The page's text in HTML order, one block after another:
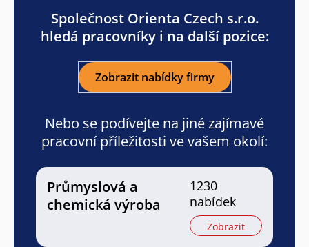
Společnost Orienta Czech s.r.o.
hledá pracovníky i na další pozice:
Zobrazit nabídky firmy
Nebo se podívejte na jiné zajímavé
pracovní příležitosti ve vašem okolí:
Průmyslová a
chemická výroba
1230
nabídek
Zobrazit